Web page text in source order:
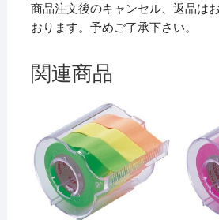
商品注文後のキャンセル、返品は
おります。予めご了承下さい。
関連商品